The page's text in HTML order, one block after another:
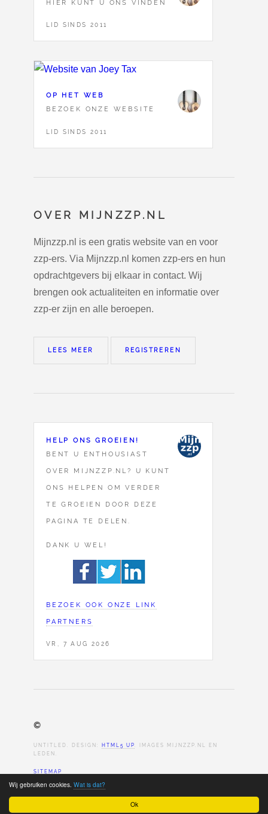
Ok
Wij gebruiken cookies. Wat is dat?
HIER KUNT U ONS VINDEN
LID SINDS 2011
OP HET WEB
BEZOEK ONZE WEBSITE
LID SINDS 2011
OVER MIJNZZP.NL
Mijnzzp.nl is een gratis website van en voor
zzp-ers. Via Mijnzzp.nl komen zzp-ers en hun
opdrachtgevers bij elkaar in contact. Wij
brengen ook actualiteiten en informatie over
zzp-er zijn en alle beroepen.
LEES MEER REGISTREREN
HELP ONS GROEIEN!
BENT U ENTHOUSIAST
OVER MIJNZZP.NL? U KUNT
ONS HELPEN OM VERDER
TE GROEIEN DOOR DEZE
PAGINA TE DELEN.
DANK U WEL!
BEZOEK OOK ONZE LINK
PARTNERS
VR, 7 AUG 2026
©
UNTITLED. DESIGN: HTML5 UP . IMAGES MIJNZZP.NL EN
LEDEN.
SITEMAP